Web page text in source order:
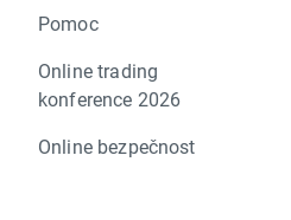
Pomoc
Online trading
konference 2026
Online bezpečnost